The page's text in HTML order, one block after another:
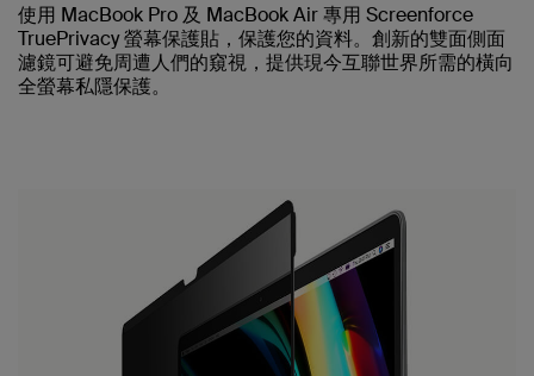
使用 MacBook Pro 及 MacBook Air 專用 Screenforce
TruePrivacy 螢幕保護貼，保護您的資料。創新的雙面側面
濾鏡可避免周遭人們的窺視，提供現今互聯世界所需的橫向
全螢幕私隱保護。